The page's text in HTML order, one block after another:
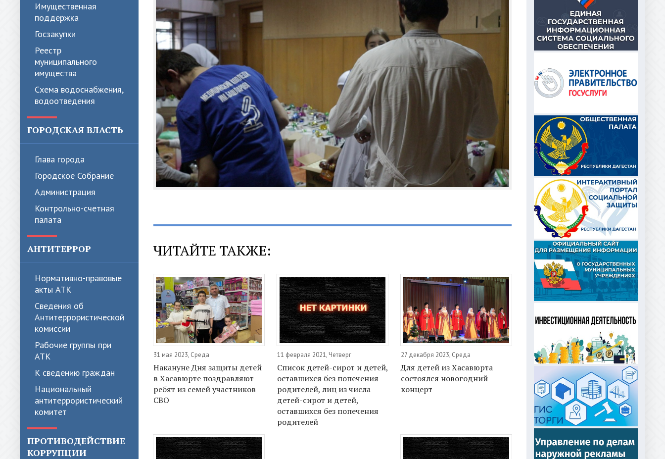
Имущественная
поддержка
Госзакупки
Реестр
муниципального
имущества
Схема водоснабжения,
водоотведения
ГОРОДСКАЯ ВЛАСТЬ
Глава города
Городское Собрание
Администрация
Контрольно-счетная
палата
АНТИТЕРРОР
Нормативно-правовые
акты АТК
Сведения об
Антитеррористической
комиссии
Рабочие группы при
АТК
К сведению граждан
Национальный
антитеррористический
комитет
ПРОТИВОДЕЙСТВИЕ
КОРРУПЦИИ
ЧИТАЙТЕ ТАКЖЕ:
31 мая 2023, Среда
Накануне Дня защиты детей
в Хасавюрте поздравляют
ребят из семей участников
СВО
11 февраля 2021, Четверг
Список детей-сирот и детей,
оставшихся без попечения
родителей, лиц из числа
детей-сирот и детей,
оставшихся без попечения
родителей
27 декабря 2023, Среда
Для детей из Хасавюрта
состоялся новогодний
концерт